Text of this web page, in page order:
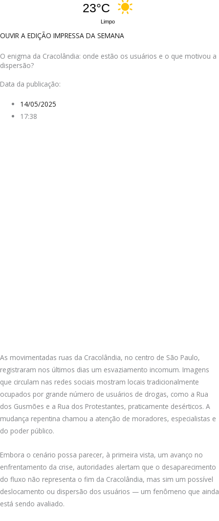
23°C
Limpo
OUVIR A EDIÇÃO IMPRESSA DA SEMANA
O enigma da Cracolândia: onde estão os usuários e o que motivou a
dispersão?
Data da publicação:
14/05/2025
17:38
As movimentadas ruas da Cracolândia, no centro de São Paulo,
registraram nos últimos dias um esvaziamento incomum. Imagens
que circulam nas redes sociais mostram locais tradicionalmente
ocupados por grande número de usuários de drogas, como a Rua
dos Gusmões e a Rua dos Protestantes, praticamente desérticos. A
mudança repentina chamou a atenção de moradores, especialistas e
do poder público.
Embora o cenário possa parecer, à primeira vista, um avanço no
enfrentamento da crise, autoridades alertam que o desaparecimento
do fluxo não representa o fim da Cracolândia, mas sim um possível
deslocamento ou dispersão dos usuários — um fenômeno que ainda
está sendo avaliado.